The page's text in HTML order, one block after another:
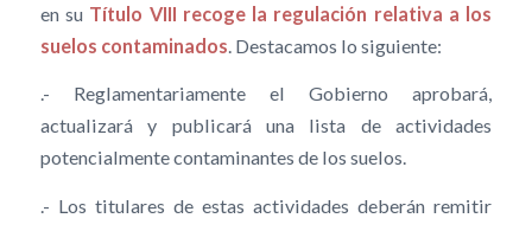
en su Título VIII recoge la regulación relativa a los
suelos contaminados . Destacamos lo siguiente:
.- Reglamentariamente el Gobierno aprobará,
actualizará y publicará una lista de actividades
potencialmente contaminantes de los suelos.
.- Los titulares de estas actividades deberán remitir